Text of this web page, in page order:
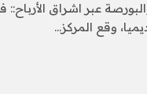
عبر اشراق
وقع المركز…